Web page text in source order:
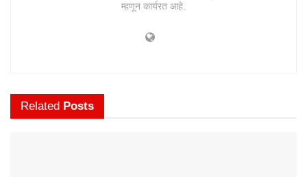
म्हणून कार्यरत आहे.
Related Posts